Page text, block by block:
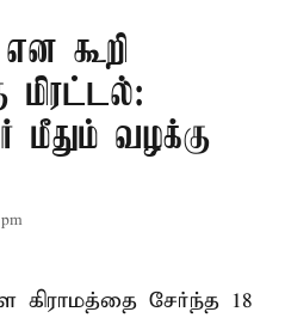
கூறி
மீதும் வழக்கு
கிராமத்தை சேர்ந்த 18